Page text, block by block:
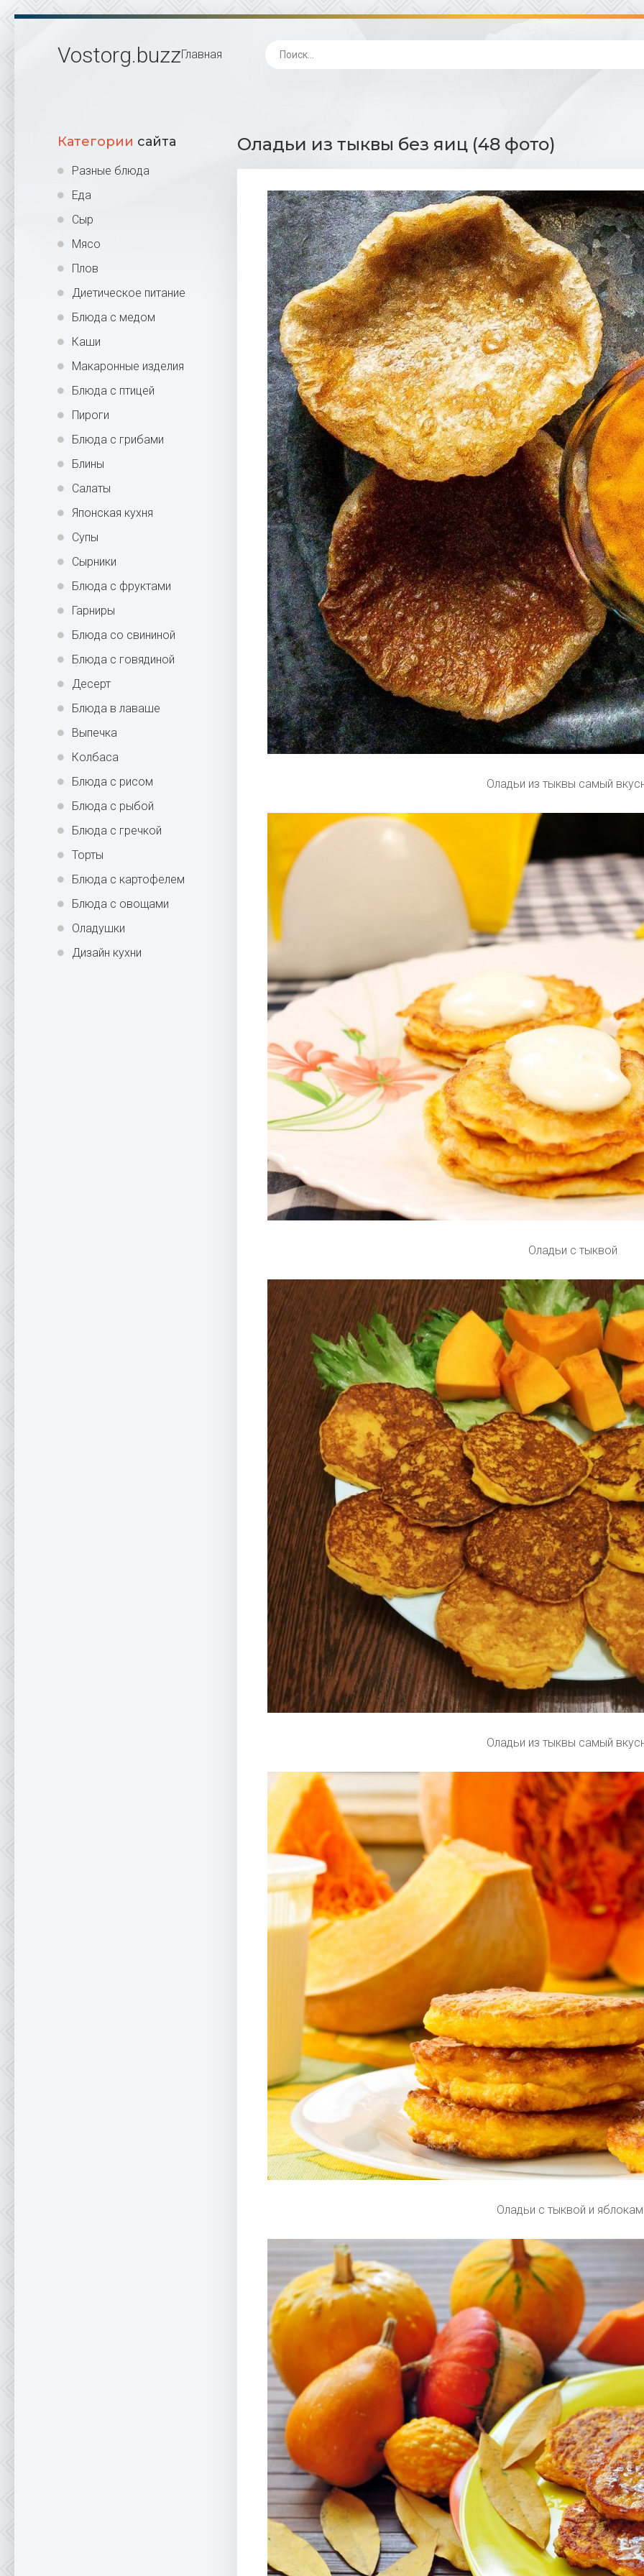
Vostorg.buzzГлавная
Категории сайта
Разные блюда
Еда
Сыр
Мясо
Плов
Диетическое питание
Блюда с медом
Каши
Макаронные изделия
Блюда с птицей
Пироги
Блюда с грибами
Блины
Салаты
Японская кухня
Супы
Сырники
Блюда с фруктами
Гарниры
Блюда со свининой
Блюда с говядиной
Десерт
Блюда в лаваше
Выпечка
Колбаса
Блюда с рисом
Блюда с рыбой
Блюда с гречкой
Торты
Блюда с картофелем
Блюда с овощами
Оладушки
Дизайн кухни
Оладьи из тыквы без яиц (48 фото)
Оладьи из тыквы самый
Оладьи с тыквой
Оладьи из тыквы самый
Оладьи с тыквой и